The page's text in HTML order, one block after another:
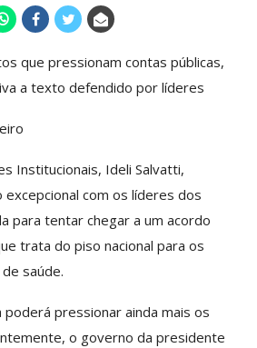
que pressionam contas públicas,
a texto defendido por líderes
Institucionais, Ideli Salvatti,
excepcional com os líderes dos
para tentar chegar a um acordo
trata do piso nacional para os
saúde.
pressionar ainda mais os
o governo da presidente